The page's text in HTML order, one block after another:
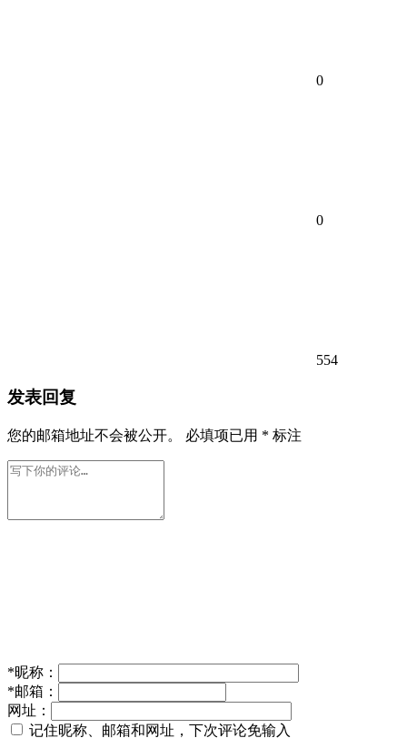
0
0
554
发表回复
您的邮箱地址不会被公开。 必填项已用 * 标注
*昵称：
*邮箱：
网址：
记住昵称、邮箱和网址，下次评论免输入